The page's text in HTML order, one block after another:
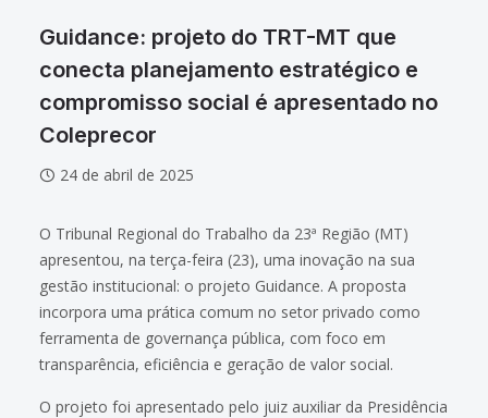
Guidance: projeto do TRT-MT que
conecta planejamento estratégico e
compromisso social é apresentado no
Coleprecor
24 de abril de 2025
O Tribunal Regional do Trabalho da 23ª Região (MT)
apresentou, na terça-feira (23), uma inovação na sua
gestão institucional: o projeto Guidance. A proposta
incorpora uma prática comum no setor privado como
ferramenta de governança pública, com foco em
transparência, eficiência e geração de valor social.
O projeto foi apresentado pelo juiz auxiliar da Presidência